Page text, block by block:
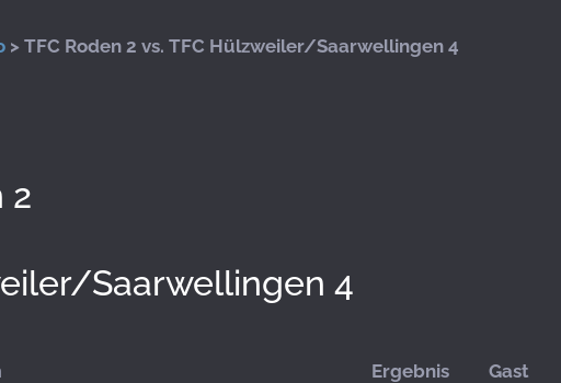
> TFC Roden 2 vs. TFC Hülzweiler/Saarwellingen 4
2
Saarwellingen 4
Ergebnis Gast